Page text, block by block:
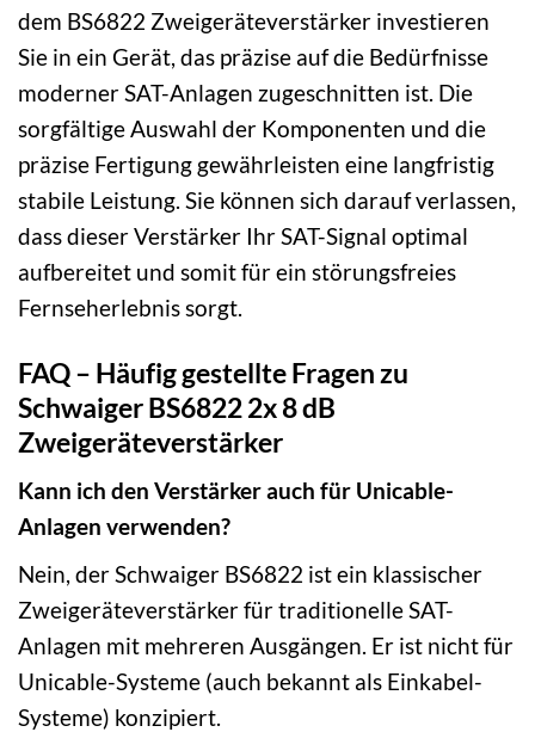
dem BS6822 Zweigeräteverstärker investieren
Sie in ein Gerät, das präzise auf die Bedürfnisse
moderner SAT-Anlagen zugeschnitten ist. Die
sorgfältige Auswahl der Komponenten und die
präzise Fertigung gewährleisten eine langfristig
stabile Leistung. Sie können sich darauf verlassen,
dass dieser Verstärker Ihr SAT-Signal optimal
aufbereitet und somit für ein störungsfreies
Fernseherlebnis sorgt.
FAQ – Häufig gestellte Fragen zu
Schwaiger BS6822 2x 8 dB
Zweigeräteverstärker
Kann ich den Verstärker auch für Unicable-
Anlagen verwenden?
Nein, der Schwaiger BS6822 ist ein klassischer
Zweigeräteverstärker für traditionelle SAT-
Anlagen mit mehreren Ausgängen. Er ist nicht für
Unicable-Systeme (auch bekannt als Einkabel-
Systeme) konzipiert.